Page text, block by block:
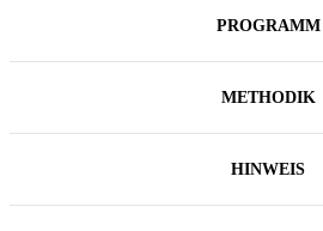
PROGRAMM
METHODIK
HINWEIS